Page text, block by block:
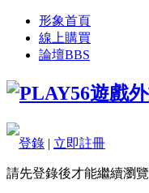
形象首頁
線上購買
論壇BBS
登錄 | 立即註冊
請先登錄後才能繼續瀏覽